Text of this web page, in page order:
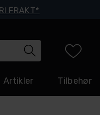
Artikler Tilbehør
FRAKT*